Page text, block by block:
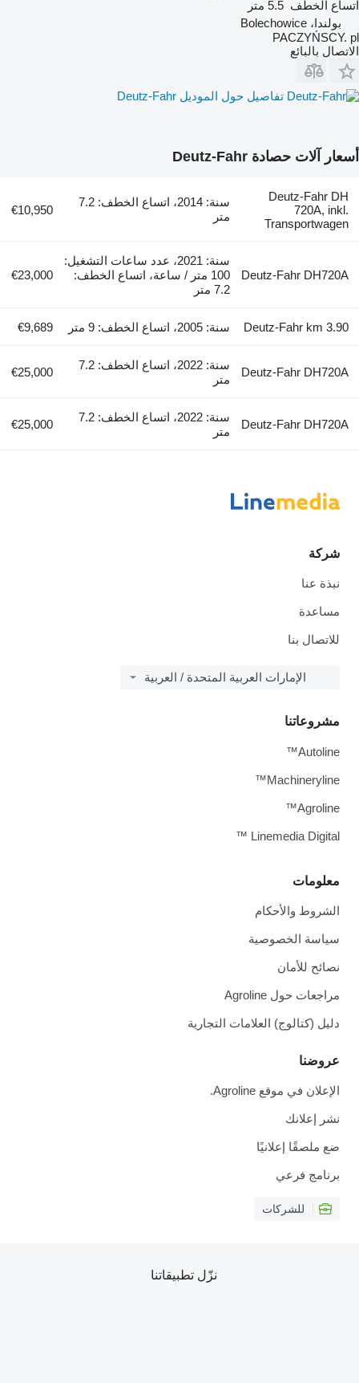
اتساع الخطف 5.5 متر
بولندا، Bolechowice
PACZYŃSCY. pl
الاتصال بالبائع
تفاصيل حول الموديل Deutz-Fahr
أسعار آلات حصادة Deutz-Fahr
Deutz-Fahr DH
720A, inkl.
Transportwagen
سنة: 2014، اتساع الخطف: 7.2
متر
€10,950
Deutz-Fahr DH720A
سنة: 2021، عدد ساعات التشغيل:
100 متر / ساعة، اتساع الخطف:
7.2 متر
€23,000
Deutz-Fahr km 3.90 سنة: 2005، اتساع الخطف: 9 متر €9,689
Deutz-Fahr DH720A
سنة: 2022، اتساع الخطف: 7.2
متر
€25,000
Deutz-Fahr DH720A
سنة: 2022، اتساع الخطف: 7.2
متر
€25,000
شركة
نبذة عنا
مساعدة
للاتصال بنا
الإمارات العربية المتحدة / العربية
معلومات
الشروط والأحكام
سياسة الخصوصية
نصائح للأمان
مراجعات حول Agroline
دليل (كتالوج) العلامات التجارية
عروضنا
الإعلان في موقع Agroline.
نشر إعلانك
ضع ملصقًا إعلانيًا
برنامج فرعي
للشركات
مشروعاتنا
Autoline™
Machineryline™
Agroline™
Linemedia Digital ™
نزّل تطبيقاتنا